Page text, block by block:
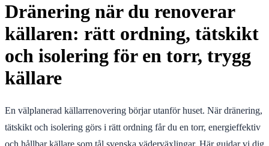
Dränering när du renoverar
källaren: rätt ordning, tätskikt
och isolering för en torr, trygg
källare
En välplanerad källarrenovering börjar utanför huset. När dränering,
tätskikt och isolering görs i rätt ordning får du en torr, energieffektiv
och hållbar källare som tål svenska väderväxlingar. Här guidar vi dig